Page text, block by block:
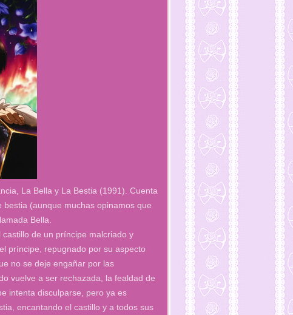
La Bella y La Bestia (1991). Cuenta
(aunque muchas opinamos que
Bella.
de un príncipe malcriado y
príncipe, repugnado por su aspecto
no se deje engañar por las
vuelve a ser rechazada, la fealdad de
intenta disculparse, pero ya es
encantando el castillo y a todos sus